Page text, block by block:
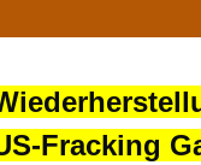
Fracking